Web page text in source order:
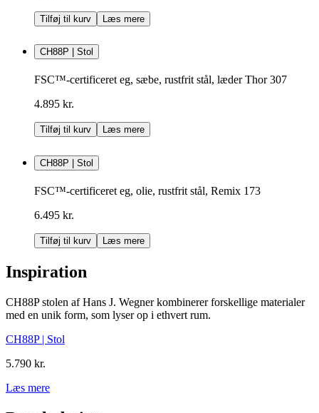
Tilføj til kurv Læs mere
CH88P | Stol
FSC™-certificeret eg, sæbe, rustfrit stål, læder Thor 307
4.895 kr.
Tilføj til kurv Læs mere
CH88P | Stol
FSC™-certificeret eg, olie, rustfrit stål, Remix 173
6.495 kr.
Tilføj til kurv Læs mere
Inspiration
CH88P stolen af Hans J. Wegner kombinerer forskellige materialer
med en unik form, som lyser op i ethvert rum.
CH88P | Stol
5.790 kr.
Læs mere